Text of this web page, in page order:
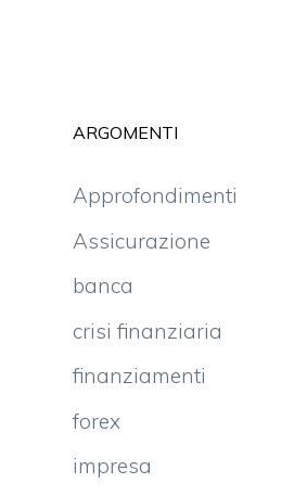
ARGOMENTI
Approfondimenti
Assicurazione
banca
crisi finanziaria
finanziamenti
forex
impresa